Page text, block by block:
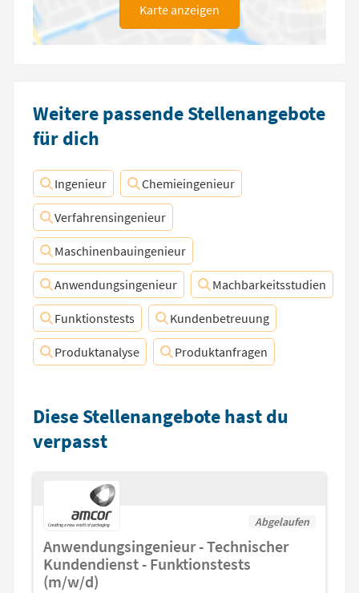
Karte anzeigen
Weitere passende Stellenangebote
für dich
Ingenieur Chemieingenieur
Verfahrensingenieur
Maschinenbauingenieur
Anwendungsingenieur Machbarkeitsstudien
Funktionstests Kundenbetreuung
Produktanalyse Produktanfragen
Diese Stellenangebote hast du
verpasst
Abgelaufen
Anwendungsingenieur - Technischer
Kundendienst - Funktionstests
(m/w/d)